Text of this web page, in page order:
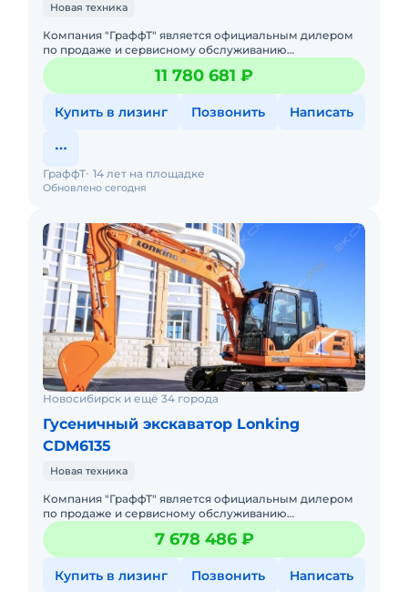
Новая техника
Компания "ГраффТ" является официальным дилером
по продаже и сервисному обслуживанию
экскаваторов Lonking.Предлагаем вам Гусеничный
экскаватор Lonking CDM6240и д
11 780 681 ₽
Купить в лизинг Позвонить Написать
Обновлено сегодня
ГраффТ 14 лет на площадке
Новосибирск и ещё 34 города
Гусеничный экскаватор Lonking
CDM6135
Новая техника
Компания "ГраффТ" является официальным дилером
по продаже и сервисному обслуживанию
экскаваторов Lonking.Предлагаем вам Гусеничный
экскаватор Lonking CDM6135и д
7 678 486 ₽
Купить в лизинг Позвонить Написать